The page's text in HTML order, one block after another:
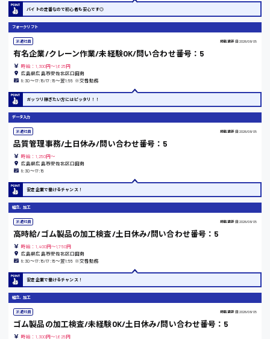
医師
介護職
看護助手
看護師
オフィスワーク系
貿易事務
データ入力
一般事務
総務事務
経理事務
営業事務
受付事務
医療事務
IT・クリエイティブ系
DTPオペレーター
CADオペレーター
WEBデザイナー
校正・編集
システムエンジニア
カスタマーエンジニア
販売・サービス・フード系
経営企画
販売
広島市南区
広島市佐伯区
広島市安佐南区
広島市安佐北区
広島市安芸区
廿日市市
時給1300円～
時給1400円～
時給1500円以上
時給制すべて
バイトの定番なので初心者も安心です◎
フォークリフト
派遣社員 掲載更新日 2026/08/05
有名企業/クレーン作業/未経験OK/問い合わせ番号：5
時給：1,300円～1,625円
広島県広島市安佐北区口田南
8:30〜17:15/17:15〜翌1:55 ※交替勤務
ガッツリ稼ぎたい方にはピッタリ！！
データ入力
派遣社員 掲載更新日 2026/08/05
品質管理事務/土日休み/問い合わせ番号：5
時給：1,250円～
広島県広島市安佐北区口田南
8:30〜17:15
安定企業で働けるチャンス！
組立、加工
派遣社員 掲載更新日 2026/08/05
高時給/ゴム製品の加工検査/土日休み/問い合わせ番号：5
時給：1,400円～1,750円
広島県広島市安佐北区口田南
8:30〜17:15/17:15〜翌1:55 ※交替勤務
安定企業で働けるチャンス！
組立、加工
派遣社員 掲載更新日 2026/08/05
ゴム製品の加工検査/未経験OK/土日休み/問い合わせ番号：5
時給：1,300円～1,625円